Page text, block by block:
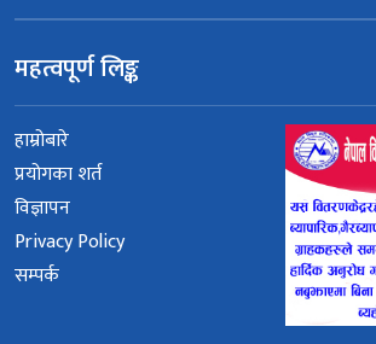
महत्वपूर्ण लिङ्क
हाम्रोबारे
प्रयोगका शर्त
विज्ञापन
Privacy Policy
सम्पर्क